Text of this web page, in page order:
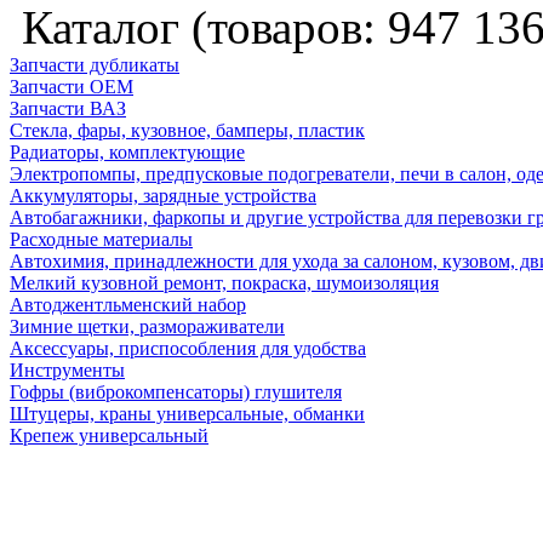
Каталог (товаров: 947
Запчасти дубликаты
Запчасти ОЕМ
Запчасти ВАЗ
Стекла, фары, кузовное, бамперы, пластик
Радиаторы, комплектующие
Электропомпы, предпусковые подогреватели, печи в салон,
Аккумуляторы, зарядные устройства
Автобагажники, фаркопы и другие устройства для перевозки
Расходные материалы
Автохимия, принадлежности для ухода за салоном, кузовом,
Мелкий кузовной ремонт, покраска, шумоизоляция
Автоджентльменский набор
Зимние щетки, размораживатели
Аксессуары, приспособления для удобства
Инструменты
Гофры (виброкомпенсаторы) глушителя
Штуцеры, краны универсальные, обманки
Крепеж универсальный